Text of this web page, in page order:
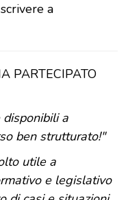
a
PARTECIPATO
a
ben strutturato!"
utile a
e legislativo